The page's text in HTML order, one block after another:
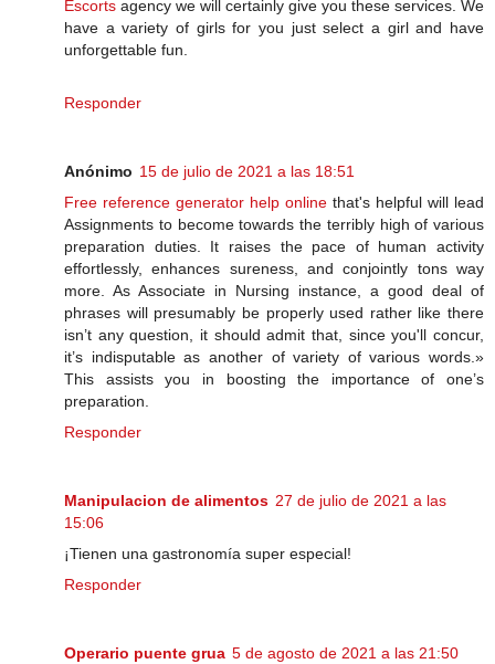
Escorts agency we will certainly give you these services. We
have a variety of girls for you just select a girl and have
unforgettable fun.
Responder
Anónimo 15 de julio de 2021 a las 18:51
Free reference generator help online that's helpful will lead
Assignments to become towards the terribly high of various
preparation duties. It raises the pace of human activity
effortlessly, enhances sureness, and conjointly tons way
more. As Associate in Nursing instance, a good deal of
phrases will presumably be properly used rather like there
isn’t any question, it should admit that, since you'll concur,
it’s indisputable as another of variety of various words.»
This assists you in boosting the importance of one’s
preparation.
Responder
Manipulacion de alimentos 27 de julio de 2021 a las
15:06
¡Tienen una gastronomía super especial!
Responder
Operario puente grua 5 de agosto de 2021 a las 21:50